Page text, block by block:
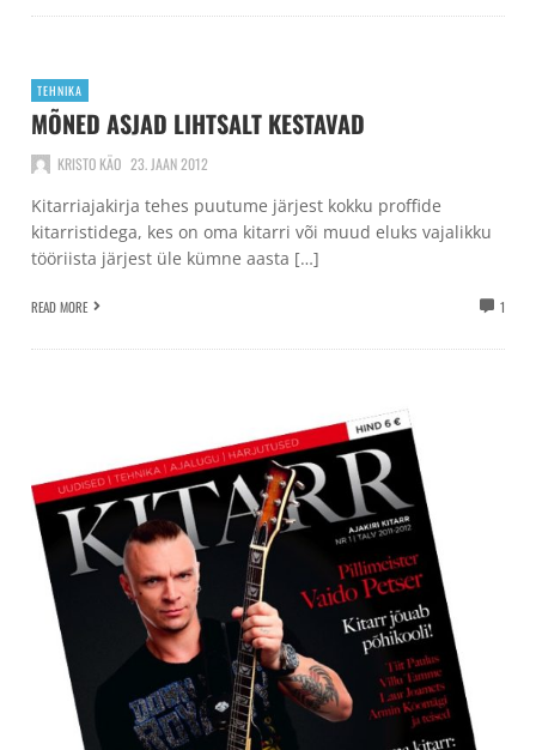
TEHNIKA
MÕNED ASJAD LIHTSALT KESTAVAD
KRISTO KÄO 23. JAAN 2012
Kitarriajakirja tehes puutume järjest kokku proffide
kitarristidega, kes on oma kitarri või muud eluks vajalikku
tööriista järjest üle kümne aasta […]
READ MORE 1